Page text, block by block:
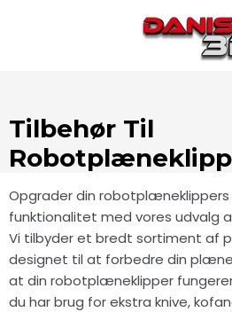
Tilbehør Til
Opgrader din
funktionalitet med vores udvalg
Vi tilbyder et bredt sortiment af
designet til at forbedre din
at din robotplæneklipper
du har brug for ekstra knive,